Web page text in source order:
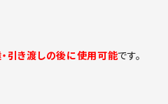
引き渡しの後に使用可能です。